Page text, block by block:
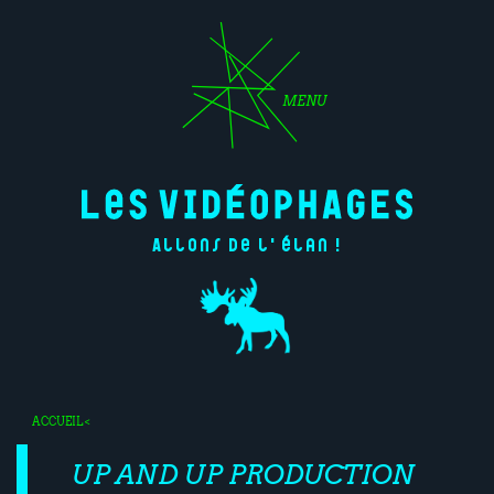
MENU
Allons de l'élan !
ACCUEIL<
UP AND UP PRODUCTION